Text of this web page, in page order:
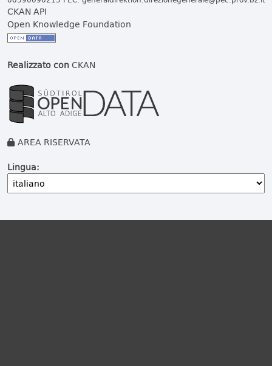
CKAN API
Open Knowledge Foundation
Realizzato conCKAN
AREA RISERVATA
Lingua